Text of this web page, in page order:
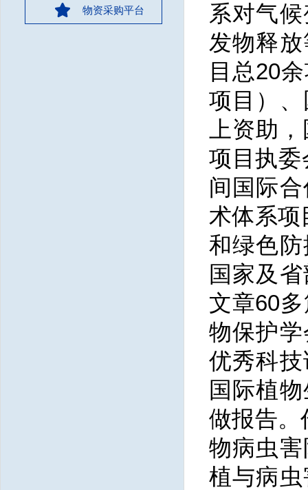
物资采购平台
系对气
发物释
目总20
项目）
上资助
项目执
间国际
术体系项
和绿色
国家及
文章60
物保护
优秀科
国际植
做报告。
物病虫
植与病